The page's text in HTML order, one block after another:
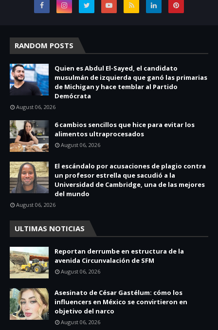
RANDOM POSTS
Quien es Abdul El-Sayed, el candidato
musulmán de izquierda que ganó las primarias
de Michigan y hace temblar al Partido
Demócrata
August 06, 2026
6 cambios sencillos que hice para evitar los
alimentos ultraprocesados
August 06, 2026
El escándalo por acusaciones de plagio contra
un profesor estrella que sacudió a la
Universidad de Cambridge, una de las mejores
del mundo
August 06, 2026
ULTIMAS NOTICIAS
Reportan derrumbe en estructura de la
avenida Circunvalación de SFM
August 06, 2026
Asesinato de César Gastélum: cómo los
influencers en México se convirtieron en
objetivo del narco
August 06, 2026